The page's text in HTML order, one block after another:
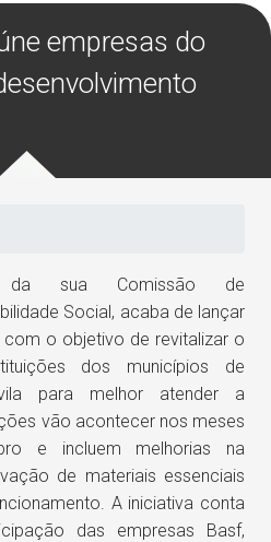
empresas do
sua Comissão de
Social, acaba de lançar
o objetivo de revitalizar o
dos municípios de
para melhor atender a
vão acontecer nos meses
e incluem melhorias na
de materiais essenciais
A iniciativa conta
das empresas Basf,